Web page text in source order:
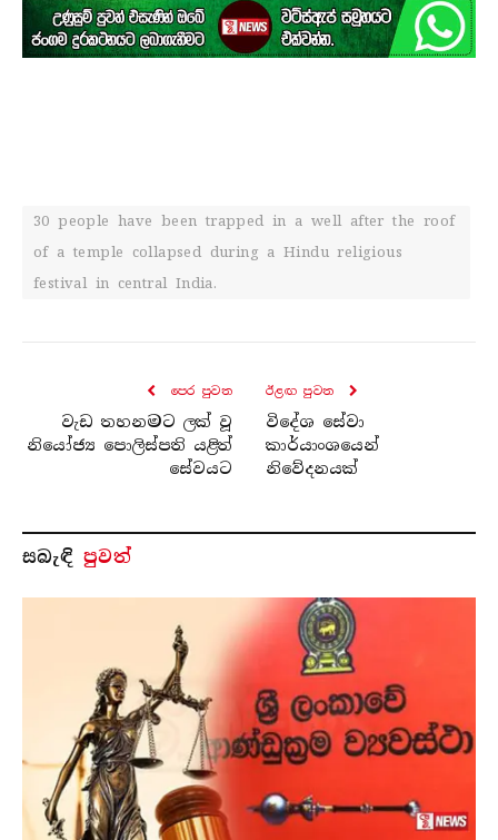
30 people have been trapped in a well after the roof
of a temple collapsed during a Hindu religious
festival in central India.
පෙර පුව​ත
වැඩ තහනමට ලක් වූ
නියෝජ්‍ය පොලිස්පති යළිත්
සේවයට
ඊළඟ පුව​ත
විදේශ සේවා
කාර්යාංශයෙන්
නිවේදනයක්
සබැ​ඳි පුවත්